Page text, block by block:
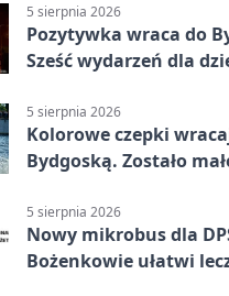
5 sierpnia 2026
Pozytywka wraca do
Sześć wydarzeń dla
5 sierpnia 2026
Kolorowe czepki
Bydgoską. Zostało
5 sierpnia 2026
Nowy mikrobus dla
Bożenkowie ułatwi